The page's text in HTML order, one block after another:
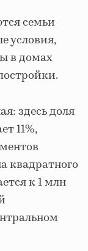
семьи
условия,
в домах
здесь доля
11%,
квадратного
к 1 млн